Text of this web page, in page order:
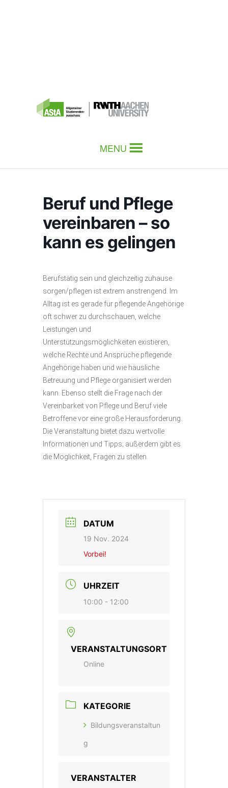
MENU
Beruf und Pflege
vereinbaren – so
kann es gelingen
Berufstätig sein und gleichzeitig zuhause
sorgen/pflegen ist extrem anstrengend. Im
Alltag ist es gerade für pflegende Angehörige
oft schwer zu durchschauen, welche
Leistungen und
Unterstützungsmöglichkeiten existieren,
welche Rechte und Ansprüche pflegende
Angehörige haben und wie häusliche
Betreuung und Pflege organisiert werden
kann. Ebenso stellt die Frage nach der
Vereinbarkeit von Pflege und Beruf viele
Betroffene vor eine große Herausforderung.
Die Veranstaltung bietet dazu wertvolle
Informationen und Tipps; außerdem gibt es
die Möglichkeit, Fragen zu stellen.
DATUM
19 Nov. 2024
Vorbei!
UHRZEIT
10:00 - 12:00
VERANSTALTUNGSORT
Online
KATEGORIE
Bildungsveranstaltun
g
VERANSTALTER